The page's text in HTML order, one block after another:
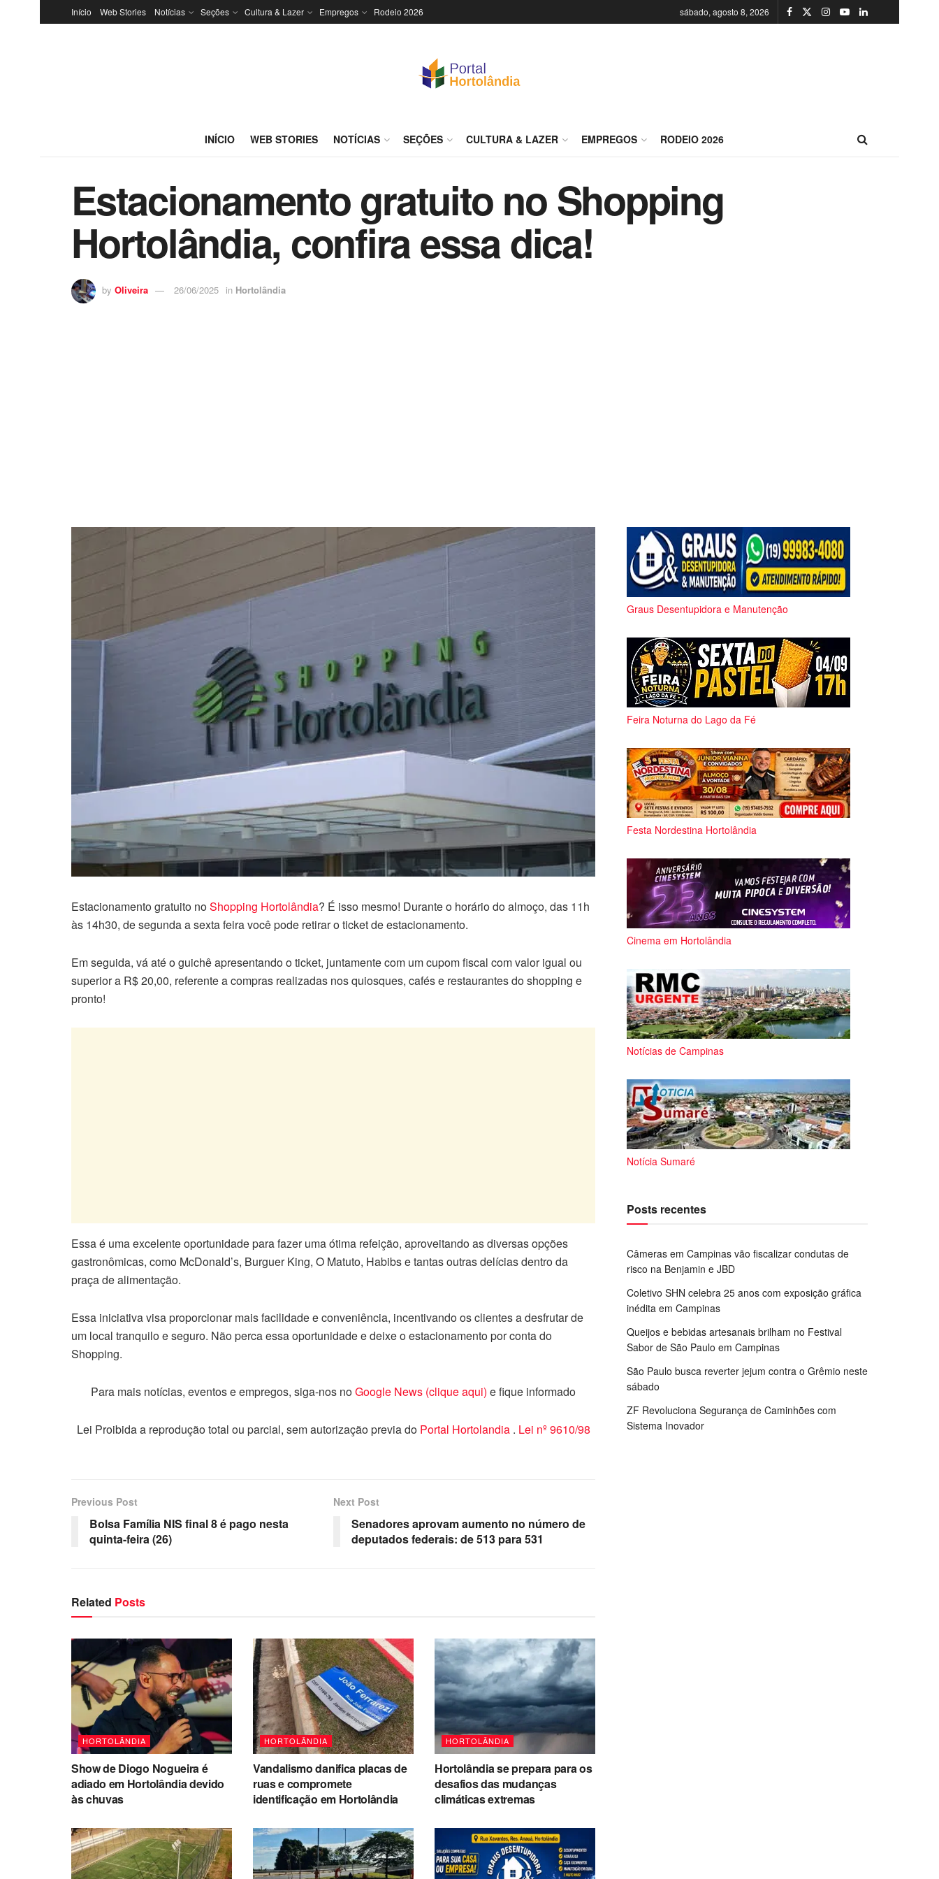
Início Web Stories Notícias Seções Cultura & Lazer Empregos Rodeio 2026 sábado, agosto 8, 2026
INÍCIO WEB STORIES NOTÍCIAS SEÇÕES CULTURA & LAZER EMPREGOS RODEIO 2026
Estacionamento gratuito no Shopping
Hortolândia, confira essa dica!
by Oliveira 26/06/2025 in Hortolândia
Estacionamento gratuito noShopping Hortolândia? É isso mesmo! Durante o horário do almoço, das 11h
às 14h30, de segunda a sexta feira você pode retirar o ticket de estacionamento.
Em seguida, vá até o guichê apresentando o ticket, juntamente com um cupom fiscal com valor igual ou
superior a R$ 20,00, referente a compras realizadas nos quiosques, cafés e restaurantes do shopping e
pronto!
Essa é uma excelente oportunidade para fazer uma ótima refeição, aproveitando as diversas opções
gastronômicas, como McDonald’s, Burguer King, O Matuto, Habibs e tantas outras delícias dentro da
praça de alimentação.
Essa iniciativa visa proporcionar mais facilidade e conveniência, incentivando os clientes a desfrutar de
um local tranquilo e seguro. Não perca essa oportunidade e deixe o estacionamento por conta do
Shopping.
Para mais notícias, eventos e empregos, siga-nos noGoogle News (clique aqui) e fique informado
Lei Proibida a reprodução total ou parcial, sem autorização previa do Portal Hortolandia . Lei nº 9610/98
Previous Post
Bolsa Família NIS final 8 é pago nesta
quinta-feira (26)
Next Post
Senadores aprovam aumento no número de
deputados federais: de 513 para 531
Related Posts
HORTOLÂNDIA
Show de Diogo Nogueira é
adiado em Hortolândia devido
às chuvas
HORTOLÂNDIA
Vandalismo danifica placas de
ruas e compromete
identificação em Hortolândia
HORTOLÂNDIA
Hortolândia se prepara para os
desafios das mudanças
climáticas extremas
Graus Desentupidora e Manutenção
Feira Noturna do Lago da Fé
Festa Nordestina Hortolândia
Cinema em Hortolândia
Notícias de Campinas
Notícia Sumaré
Posts recentes
Câmeras em Campinas vão fiscalizar condutas de
risco na Benjamin e JBD
Coletivo SHN celebra 25 anos com exposição gráfica
inédita em Campinas
Queijos e bebidas artesanais brilham no Festival
Sabor de São Paulo em Campinas
São Paulo busca reverter jejum contra o Grêmio neste
sábado
ZF Revoluciona Segurança de Caminhões com
Sistema Inovador